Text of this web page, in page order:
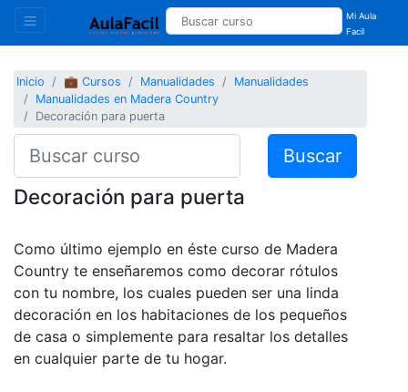
Mi Aula
Facil
Inicio 💼 Cursos Manualidades
Manualidades
Manualidades en Madera Country
Decoración para puerta
Buscar
Decoración para puerta
Como último ejemplo en éste curso de Madera
Country te enseñaremos como decorar rótulos
con tu nombre, los cuales pueden ser una linda
decoración en los habitaciones de los pequeños
de casa o simplemente para resaltar los detalles
en cualquier parte de tu hogar.